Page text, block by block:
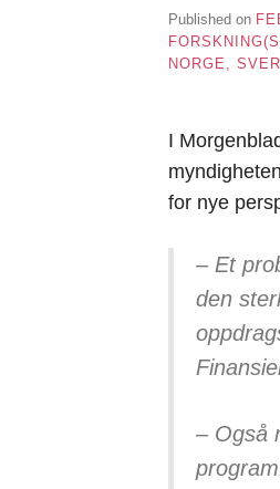
Published on
NORGE,
I
for nye
– Et
den
– Også